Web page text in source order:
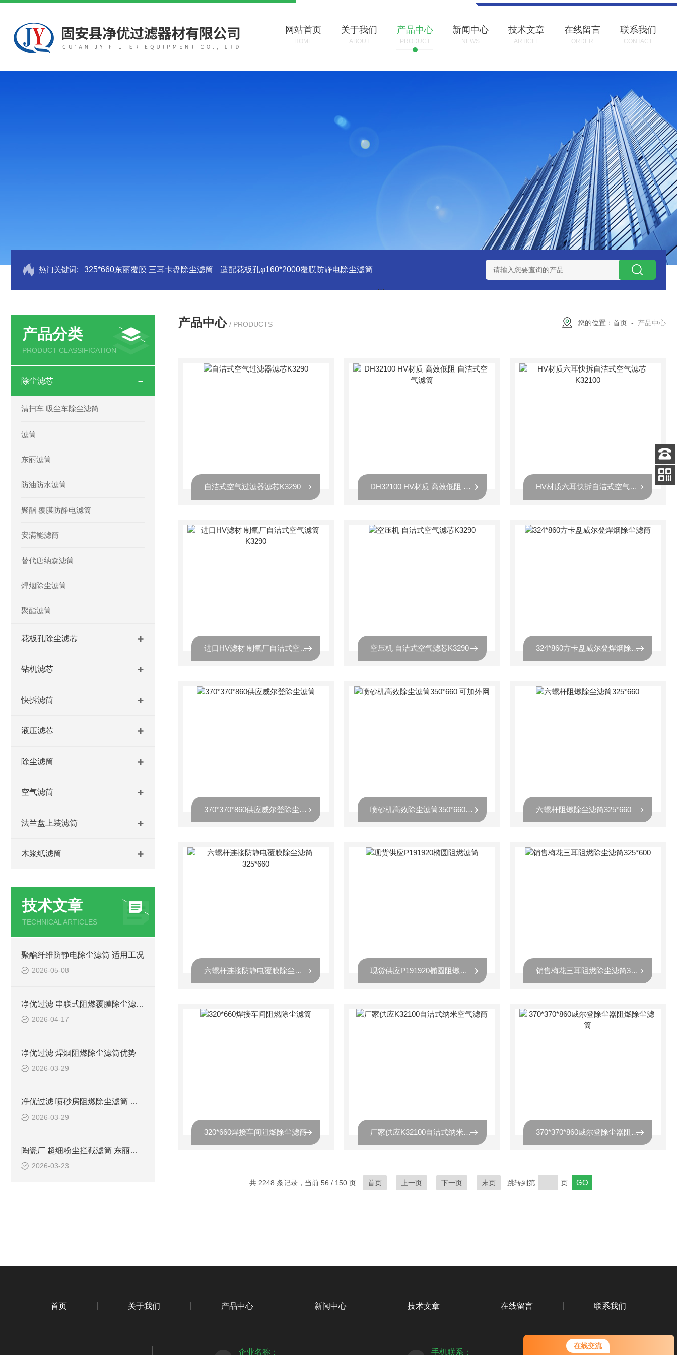
在线交流
网站首页
HOME
关于我们
ABOUT
产品中心
PRODUCT
新闻中心
NEWS
技术文章
ARTICLE
在线留言
ORDER
联系我们
CONTACT
热门关键词: 325*660东丽覆膜 三耳卡盘除尘滤筒 适配花板孔φ160*2000覆膜防静电除尘滤筒 PU注胶 花板孔φ157*500防静电除尘滤芯 电焊车间 六耳快拆除尘滤筒 环保排放达
产品分类
PRODUCT CLASSIFICATION
除尘滤芯
清扫车 吸尘车除尘滤筒
滤筒
东丽滤筒
防油防水滤筒
聚酯 覆膜防静电滤筒
安满能滤筒
替代唐纳森滤筒
焊烟除尘滤筒
聚酯滤筒
花板孔除尘滤芯
钻机滤芯
快拆滤筒
液压滤芯
除尘滤筒
空气滤筒
法兰盘上装滤筒
木浆纸滤筒
技术文章
TECHNICAL ARTICLES
聚酯纤维防静电除尘滤筒 适用工况
2026-05-08
净优过滤 串联式阻燃覆膜除尘滤筒介绍
2026-04-17
净优过滤 焊烟阻燃除尘滤筒优势
2026-03-29
净优过滤 喷砂房阻燃除尘滤筒 环保排放达标
2026-03-29
陶瓷厂 超细粉尘拦截滤筒 东丽覆膜滤材
2026-03-23
产品中心 / PRODUCTS 您的位置： 首页 - 产品中心
自洁式空气过滤器滤芯K3290 DH32100 HV材质 高效低阻 自洁式空气滤筒 HV材质六耳快拆自洁式空气滤芯K32100
进口HV滤材 制氧厂自洁式空气滤筒K3290 空压机 自洁式空气滤芯K3290 324*860方卡盘威尔登焊烟除尘滤筒
370*370*860供应威尔登除尘滤筒 喷砂机高效除尘滤筒350*660 可加外网 六螺杆阻燃除尘滤筒325*660
六螺杆连接防静电覆膜除尘滤筒325*660 现货供应P191920椭圆阻燃滤筒 销售梅花三耳阻燃除尘滤筒325*600
320*660焊接车间阻燃除尘滤筒 厂家供应K32100自洁式纳米空气滤筒 370*370*860威尔登除尘器阻燃除尘滤筒
共 2248 条记录，当前 56 / 150 页 首页 上一页 下一页 末页 跳转到第 页
首页 关于我们 产品中心 新闻中心 技术文章 在线留言 联系我们
企业名称： 手机联系：
客服
电话